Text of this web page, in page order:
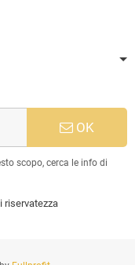
OK
scopo, cerca le info di
riservatezza